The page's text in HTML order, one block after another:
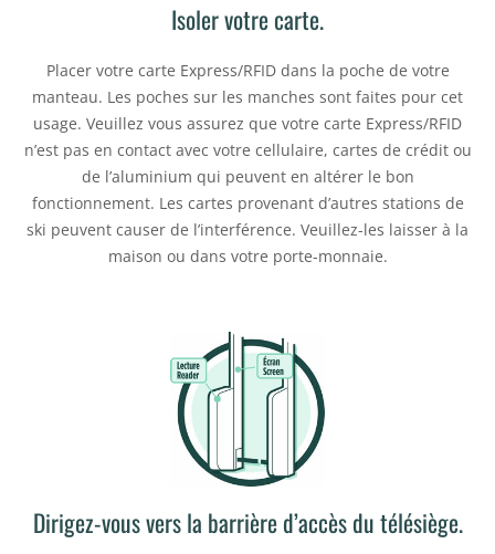
Isoler votre carte.
Placer votre carte Express/RFID dans la poche de votre
manteau. Les poches sur les manches sont faites pour cet
usage. Veuillez vous assurez que votre carte Express/RFID
n’est pas en contact avec votre cellulaire, cartes de crédit ou
de l’aluminium qui peuvent en altérer le bon
fonctionnement. Les cartes provenant d’autres stations de
ski peuvent causer de l’interférence. Veuillez-les laisser à la
maison ou dans votre porte-monnaie.
Dirigez-vous vers la barrière d’accès du télésiège.